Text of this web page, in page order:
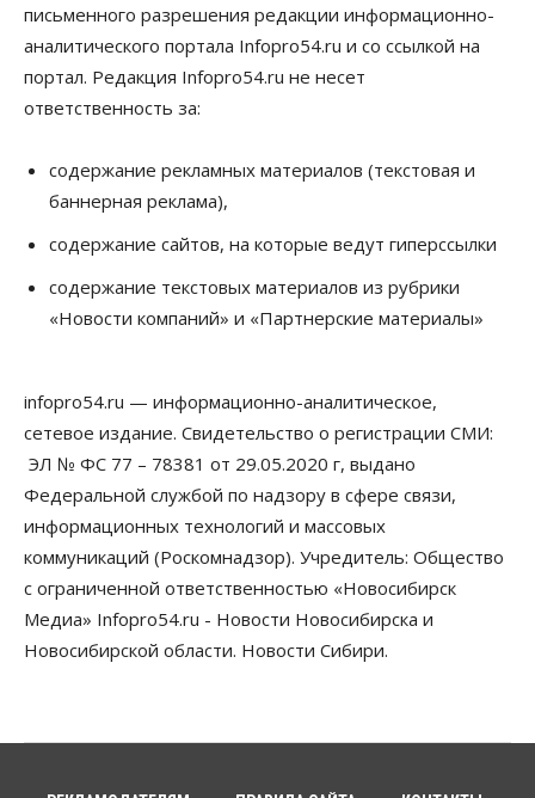
Общество Право&Порядок
Роспотребнадзор изъял почти полторы тонны
мяса в Новосибирской области
Расходы новосибирцев на спорт выросли на 40%
за полгода
07 Августа 2026, 14:35
07 Августа 2026, 14:00
07 Августа 2026, 13:55
Авто Общество
Треть автовладельцев в Новосибирской области
«поставили машины на прикол»
07 Августа 2026, 13:00
Школы, библиотеки, пешеходные тротуары:
депутаты Госдумы контролируют работы на
социальных объектах
07 Августа 2026, 12:35
Синоптики рассказали о погоде в Новосибирске
письменного разрешения редакции информационно-
аналитического портала Infopro54.ru и со ссылкой на
портал. Редакция Infopro54.ru не несет
ответственность за:
содержание рекламных материалов (текстовая и
баннерная реклама),
содержание сайтов, на которые ведут гиперссылки
содержание текстовых материалов из рубрики
«Новости компаний» и «Партнерские материалы»
infopro54.ru — информационно-аналитическое,
сетевое издание. Свидетельство о регистрации СМИ:
ЭЛ № ФС 77 – 78381 от 29.05.2020 г, выдано
Федеральной службой по надзору в сфере связи,
информационных технологий и массовых
коммуникаций (Роскомнадзор). Учредитель: Общество
с ограниченной ответственностью «Новосибирск
Медиа» Infopro54.ru - Новости Новосибирска и
Новосибирской области. Новости Сибири.